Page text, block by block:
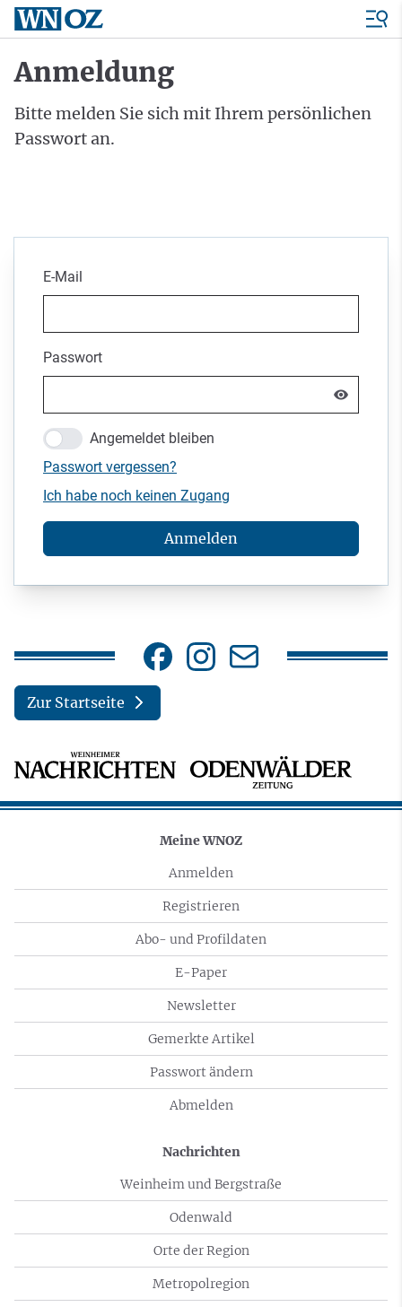
Anmeldung
Bitte melden Sie sich mit Ihrem persönlichen
Passwort an.
E-Mail
Passwort
Angemeldet bleiben
Passwort vergessen?
Ich habe noch keinen Zugang
Anmelden
Zur Startseite
Meine WNOZ
Anmelden
Registrieren
Abo- und Profildaten
E-Paper
Newsletter
Gemerkte Artikel
Passwort ändern
Abmelden
Nachrichten
Weinheim und Bergstraße
Odenwald
Orte der Region
Metropolregion